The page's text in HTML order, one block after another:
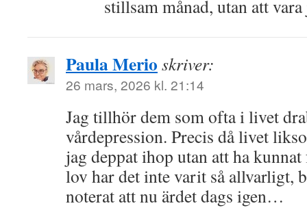
stillsam månad, utan att
Paula Merio skriver:
26 mars, 2026 kl. 21:14
Jag tillhör dem som ofta i livet
vårdepression. Precis då livet
jag deppat ihop utan att ha
lov har det inte varit så allvarligt,
noterat att nu ärdet dags igen…